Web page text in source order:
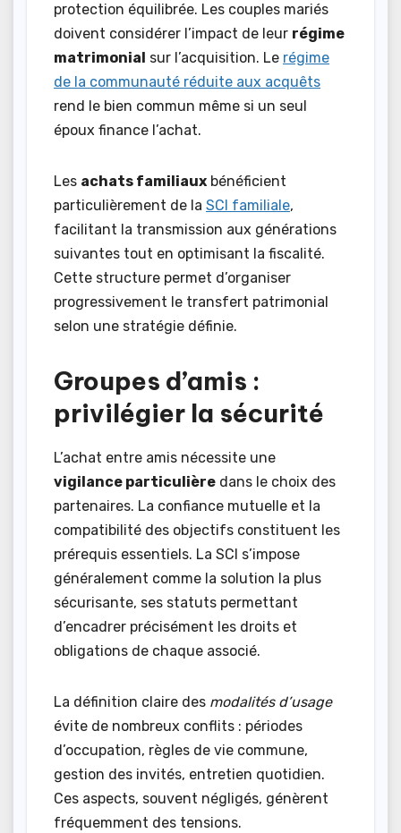
protection équilibrée. Les couples mariés
doivent considérer l’impact de leur régime
matrimonial sur l’acquisition. Le régime
de la communauté réduite aux acquêts
rend le bien commun même si un seul
époux finance l’achat.
Les achats familiaux bénéficient
particulièrement de la SCI familiale,
facilitant la transmission aux générations
suivantes tout en optimisant la fiscalité.
Cette structure permet d’organiser
progressivement le transfert patrimonial
selon une stratégie définie.
Groupes d’amis :
privilégier la sécurité
L’achat entre amis nécessite une
vigilance particulière dans le choix des
partenaires. La confiance mutuelle et la
compatibilité des objectifs constituent les
prérequis essentiels. La SCI s’impose
généralement comme la solution la plus
sécurisante, ses statuts permettant
d’encadrer précisément les droits et
obligations de chaque associé.
La définition claire des modalités d’usage
évite de nombreux conflits : périodes
d’occupation, règles de vie commune,
gestion des invités, entretien quotidien.
Ces aspects, souvent négligés, génèrent
fréquemment des tensions.